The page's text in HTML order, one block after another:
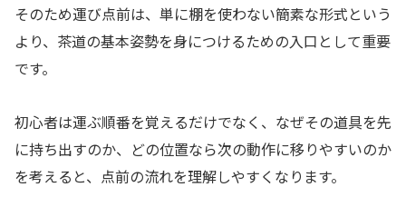
そのため運び点前は、単に棚を使わない簡素な形式という
より、茶道の基本姿勢を身につけるための入口として重要
です。
初心者は運ぶ順番を覚えるだけでなく、なぜその道具を先
に持ち出すのか、どの位置なら次の動作に移りやすいのか
を考えると、点前の流れを理解しやすくなります。